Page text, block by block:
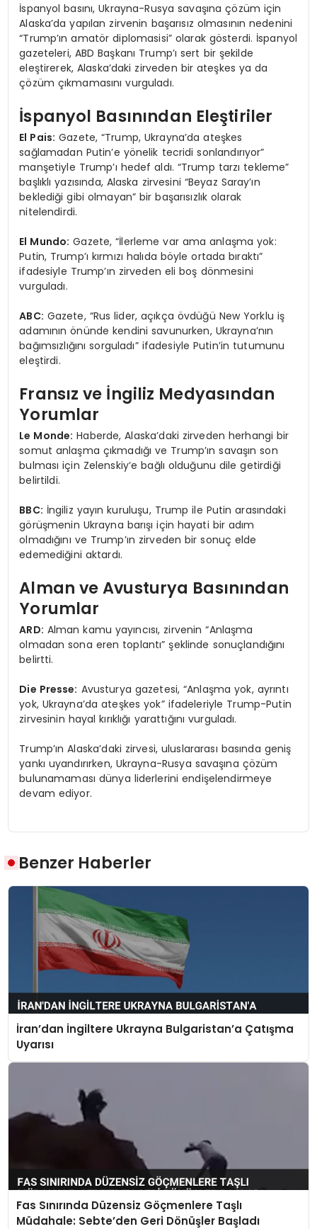
İspanyol basını, Ukrayna-Rusya savaşına çözüm için
Alaska’da yapılan zirvenin başarısız olmasının nedenini
“Trump’ın amatör diplomasisi” olarak gösterdi. İspanyol
gazeteleri, ABD Başkanı Trump’ı sert bir şekilde
eleştirerek, Alaska’daki zirveden bir ateşkes ya da
çözüm çıkmamasını vurguladı.
İspanyol Basınından Eleştiriler
El Pais: Gazete, “Trump, Ukrayna’da ateşkes
sağlamadan Putin’e yönelik tecridi sonlandırıyor”
manşetiyle Trump’ı hedef aldı. “Trump tarzı tekleme”
başlıklı yazısında, Alaska zirvesini “Beyaz Saray’ın
beklediği gibi olmayan” bir başarısızlık olarak
nitelendirdi.
El Mundo: Gazete, “İlerleme var ama anlaşma yok:
Putin, Trump’ı kırmızı halıda böyle ortada bıraktı”
ifadesiyle Trump’ın zirveden eli boş dönmesini
vurguladı.
ABC: Gazete, “Rus lider, açıkça övdüğü New Yorklu iş
adamının önünde kendini savunurken, Ukrayna’nın
bağımsızlığını sorguladı” ifadesiyle Putin’in tutumunu
eleştirdi.
Fransız ve İngiliz Medyasından
Yorumlar
Le Monde: Haberde, Alaska’daki zirveden herhangi bir
somut anlaşma çıkmadığı ve Trump’ın savaşın son
bulması için Zelenskiy’e bağlı olduğunu dile getirdiği
belirtildi.
BBC: İngiliz yayın kuruluşu, Trump ile Putin arasındaki
görüşmenin Ukrayna barışı için hayati bir adım
olmadığını ve Trump’ın zirveden bir sonuç elde
edemediğini aktardı.
Alman ve Avusturya Basınından
Yorumlar
ARD: Alman kamu yayıncısı, zirvenin “Anlaşma
olmadan sona eren toplantı” şeklinde sonuçlandığını
belirtti.
Die Presse: Avusturya gazetesi, “Anlaşma yok, ayrıntı
yok, Ukrayna’da ateşkes yok” ifadeleriyle Trump-Putin
zirvesinin hayal kırıklığı yarattığını vurguladı.
Trump’ın Alaska’daki zirvesi, uluslararası basında geniş
yankı uyandırırken, Ukrayna-Rusya savaşına çözüm
bulunamaması dünya liderlerini endişelendirmeye
devam ediyor.
Benzer Haberler
İran’dan İngiltere Ukrayna Bulgaristan’a Çatışma
Uyarısı
Fas Sınırında Düzensiz Göçmenlere Taşlı
Müdahale: Sebte’den Geri Dönüşler Başladı